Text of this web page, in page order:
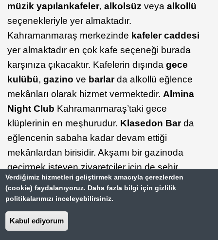
müzik yapılan kafeler, alkolsüz veya alkollü
seçenekleriyle yer almaktadır.
Kahramanmaraş merkezinde kafeler caddesi
yer almaktadır en çok kafe seçeneği burada
karşınıza çıkacaktır. Kafelerin dışında gece
kulübü, gazino ve barlarda alkollü eğlence
mekânları olarak hizmet vermektedir. Almina
Night Club Kahramanmaraş’taki gece
klüplerinin en meşhurudur. Klasedon Barda
eğlencenin sabaha kadar devam ettiği
mekânlardan birisidir. Akşamı bir gazinoda
geçirmek isteyen ziyaretçiler için de şehir
merkezindekiYaprak Gazinosuya da
ElbistanilçesindekiRoma Gazinosu
önerebiliriz. Eğlence tercihinde güncel müzik
ve eğlence anlayışından ziyade daha yerel
Verdiğimiz hizmetleri geliştirmek amacıyla çerezlerden
(cookie) faydalanıyoruz. Daha fazla bilgi için gizlilik
politikalarımızı inceleyebilirsiniz.
Kabul ediyorum